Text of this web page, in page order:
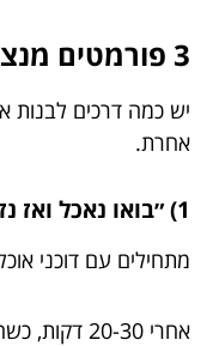
3 פורמטים מנצחים: מה מתאים לכם?
יש כמה דרכים
אחרת.
1) ״בואו נאכל ואז נזוז״ – פתיחה שמפילה הגנות
מתחילים עם דוכני
אחרי 20-30